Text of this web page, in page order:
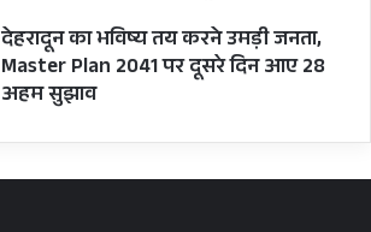
देहरादून का भविष्य तय करने उमड़ी जनता,
Master Plan 2041 पर दूसरे दिन आए 28
अहम सुझाव